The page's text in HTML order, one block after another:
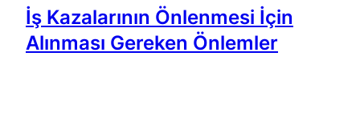
İş Kazalarının Önlenmesi İçin
Alınması Gereken Önlemler